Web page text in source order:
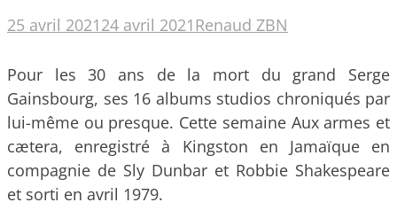
25 avril 202124 avril 2021 Renaud ZBN
Pour les 30 ans de la mort du grand Serge
Gainsbourg, ses 16 albums studios chroniqués par
lui-même ou presque. Cette semaine Aux armes et
cætera, enregistré à Kingston en Jamaïque en
compagnie de Sly Dunbar et Robbie Shakespeare
et sorti en avril 1979.